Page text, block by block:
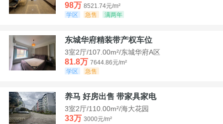
98万 8521.74元/m²
学区
急售 满两年
东城华府精装带产权车位
3室2厅/107.00m²/东城华府A区
81.8万 7644.86元/m²
学区
急售
养马 好房出售 带家具家电
3室2厅/110.00m²/海大花园
33万 3000元/m²